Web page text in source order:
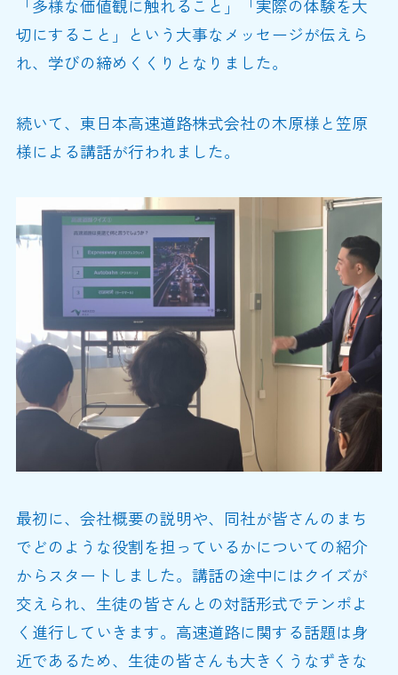
「多様な価値観に触れること」「実際の体験を大
切にすること」という大事なメッセージが伝えら
れ、学びの締めくくりとなりました。
続いて、東日本高速道路株式会社の木原様と笠原
様による講話が行われました。
最初に、会社概要の説明や、同社が皆さんのまち
でどのような役割を担っているかについての紹介
からスタートしました。講話の途中にはクイズが
交えられ、生徒の皆さんとの対話形式でテンポよ
く進行していきます。高速道路に関する話題は身
近であるため、生徒の皆さんも大きくうなずきな